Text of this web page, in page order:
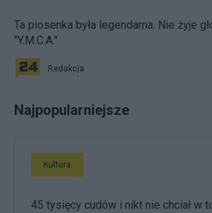
Ta piosenka była legendarna. Nie żyje
"Y.M.C.A."
Redakcja
Najpopularniejsze
Kultura
45 tysięcy cudów i nikt nie chciał w